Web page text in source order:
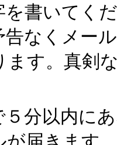
を書いてく
告なくメー
ます。真剣
５分以内に